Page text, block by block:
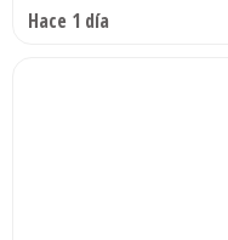
Hace 1 día